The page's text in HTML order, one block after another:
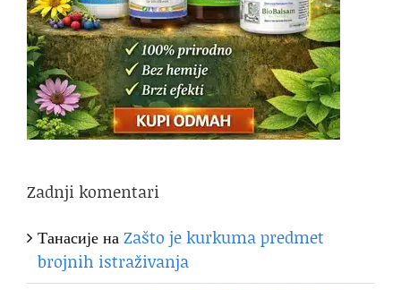
Zadnji komentari
ТанасијенаZašto je kurkuma predmet
brojnih istraživanja